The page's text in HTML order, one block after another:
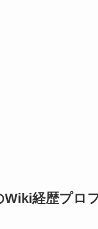
Wiki経歴プロ